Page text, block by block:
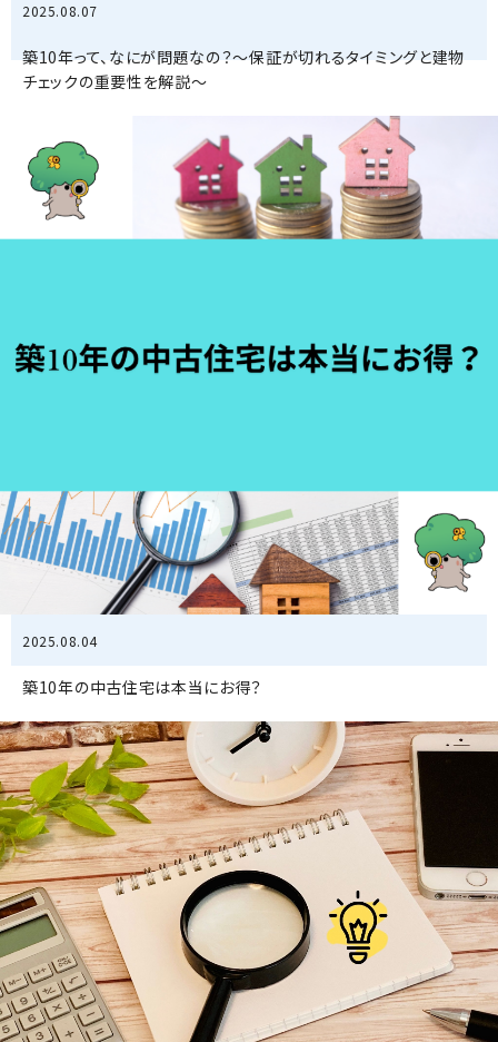
2025.08.07
築10年って、なにが問題なの？～保証が切れるタイミングと建物
チェックの重要性を解説～
2025.08.04
築10年の中古住宅は本当にお得？